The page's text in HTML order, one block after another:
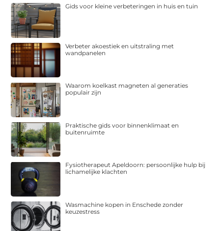
Gids voor kleine verbeteringen in huis en tuin
Verbeter akoestiek en uitstraling met
wandpanelen
Waarom koelkast magneten al generaties
populair zijn
Praktische gids voor binnenklimaat en
buitenruimte
Fysiotherapeut Apeldoorn: persoonlijke hulp bij
lichamelijke klachten
Wasmachine kopen in Enschede zonder
keuzestress